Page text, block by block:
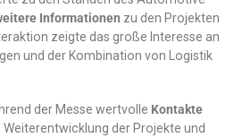
Informationen zu den Projekten
zeigte das große Interesse an
und der Kombination von Logistik
der Messe wertvolle Kontakte
der Projekte und